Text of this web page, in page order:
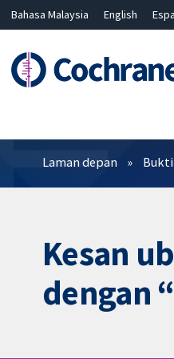
Bahasa Malaysia English
Penapis
Laman depan
Kesan
dengan